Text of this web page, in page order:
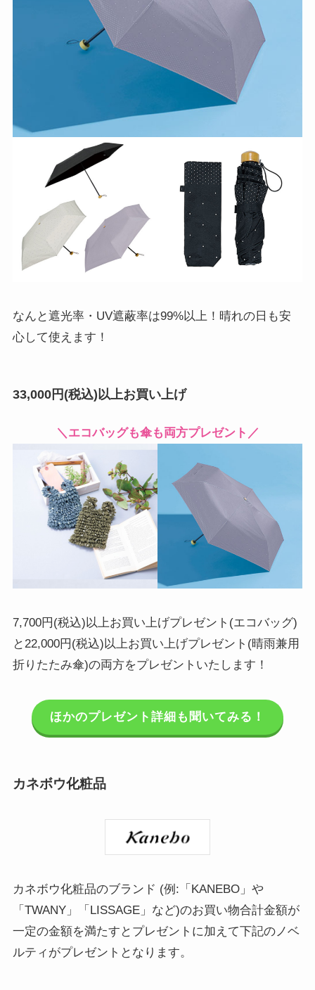
なんと遮光率・UV遮蔽率は99%以上！晴れの日も安
心して使えます！
33,000円(税込)以上お買い上げ
＼エコバッグも傘も両方プレゼント／
7,700円(税込)以上お買い上げプレゼント(エコバッグ)
と22,000円(税込)以上お買い上げプレゼント(晴雨兼用
折りたたみ傘)の両方をプレゼントいたします！
ほかのプレゼント詳細も聞いてみる！
カネボウ化粧品
カネボウ化粧品のブランド (例:「KANEBO」や
「TWANY」「LISSAGE」など)のお買い物合計金額が
一定の金額を満たすとプレゼントに加えて下記のノベ
ルティがプレゼントとなります。